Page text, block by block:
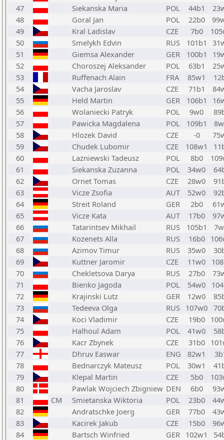
47
Siekanska Maria POL 44b1
48
Goral Jan POL 22b0
49
Kral Ladislav CZE 7b0
50
Smelykh Edvin RUS 101b1
51
Giemsa Alexander GER 100b1
52
Choroszej Aleksander POL 63b1
53
Ruffenach Alain FRA 85w1
54
Vacha Jaroslav CZE 71b1
55
Held Martin GER 106b1
56
Wolaniecki Patryk POL 9w0
57
Pawicka Magdalena POL 109b1
58
Hlozek David CZE -0
59
Chudek Lubomir CZE 108w1
60
Lazniewski Tadeusz POL 8b0
61
Siekanska Zuzanna POL 34w0
62
Ornet Tomas CZE 28w0
63
Vicze Zsofia AUT 52w0
64
Streit Roland GER 2b0
65
Vicze Kata AUT 17b0
66
Tatarintsev Mikhail RUS 105b1
67
Kozenets Alla RUS 16b0
68
Azimov Timur RUS 35w0
69
Kuttner Jaromir CZE 11w0
70
Chekletsova Darya RUS 27b0
71
Bienko Jagoda POL 54w0
72
Krajinski Lutz GER 12w0
73
Tedeeva Olga RUS 107w0
74
Koci Vladimir CZE 19b0
75
Halhoul Adam POL 41w0
76
Kacr Zbynek CZE 31b0
77
Dhruv Easwar ENG 82w1
78
Bednarczyk Mateusz POL 30w1
79
Klepal Martin CZE 5b0
80
Pawlak Wojciech Zbigniew DEN 6b0
81
CM Smietanska Wiktoria POL 23b0
82
Andratschke Joerg GER 77b0
83
Kacirek Jakub CZE 15b0
84
Bartsch Winfried GER 102w1